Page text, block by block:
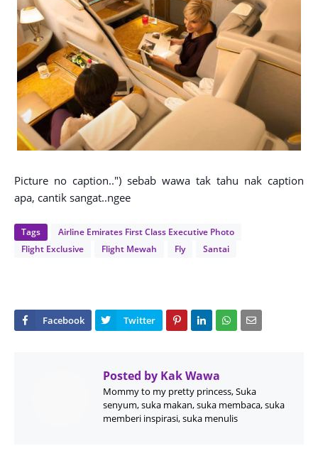
Picture no caption..") sebab wawa tak tahu nak caption
apa, cantik sangat..ngee
Tags
Airline Emirates First Class Executive Photo
Flight Exclusive
Flight Mewah Fly Santai
Posted by Kak Wawa
Mommy to my pretty princess, Suka
senyum, suka makan, suka membaca, suka
memberi inspirasi, suka menulis